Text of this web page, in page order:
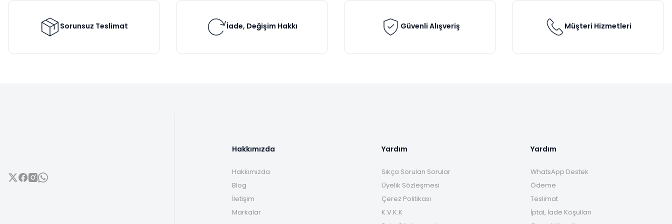
Bu ürüne benzer farklı alternatifler olmalı.
Sorunsuz Teslimat İade, Değişim Hakkı Güvenli Alışveriş Müşteri Hizmetleri
Hakkımızda
Hakkımızda
Blog
İletişim
Markalar
Yardım
Sıkça Sorulan Sorular
Üyelik Sözleşmesi
Çerez Politikası
K.V.K.K
Yardım
WhatsApp Destek
Ödeme
Teslimat
İptal, İade Koşulları